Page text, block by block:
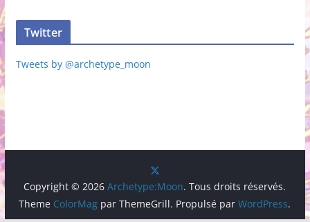
Twitter
Tweets by @archetype_moon
Copyright © 2026Archetype:Moon. Tous droits réservés.
Theme ColorMag par ThemeGrill. Propulsé parWordPress.